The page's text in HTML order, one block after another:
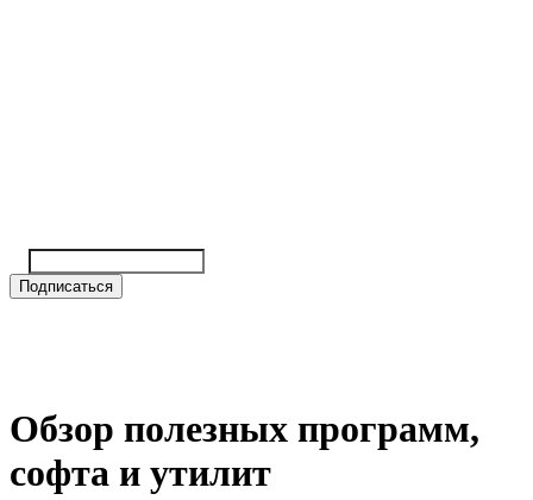
Обзор полезных программ,
софта и утилит